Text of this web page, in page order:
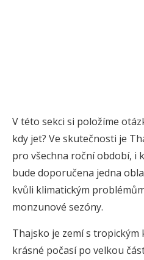
V této sekci si položíme
kdy jet? Ve skutečnosti je
pro všechna roční období, i
bude doporučena jedna
kvůli klimatickým
monzunové sezóny.
Thajsko je zemí s
krásné počasí po velkou